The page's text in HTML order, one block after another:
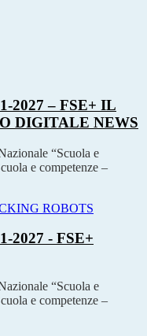
2027 – FSE+ IL
DIGITALE NEWS
“Scuola e
e competenze –
2027 - FSE+
“Scuola e
e competenze –